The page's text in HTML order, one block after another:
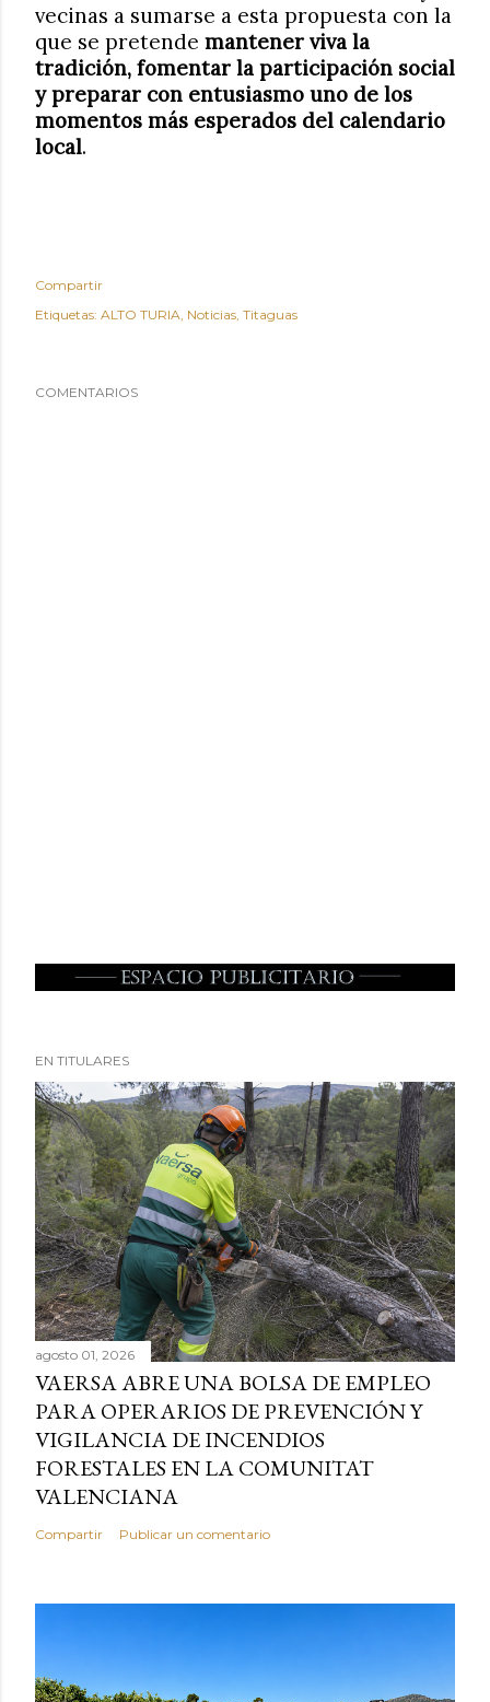
vecinas a sumarse a esta propuesta con la
que se pretende mantener viva la
tradición, fomentar la participación social
y preparar con entusiasmo uno de los
momentos más esperados del calendario
local.
Compartir
Etiquetas: ALTO TURIA Noticias Titaguas
COMENTARIOS
EN TITULARES
agosto 01, 2026
VAERSA ABRE UNA BOLSA DE EMPLEO
PARA OPERARIOS DE PREVENCIÓN Y
VIGILANCIA DE INCENDIOS
FORESTALES EN LA COMUNITAT
VALENCIANA
Compartir Publicar un comentario